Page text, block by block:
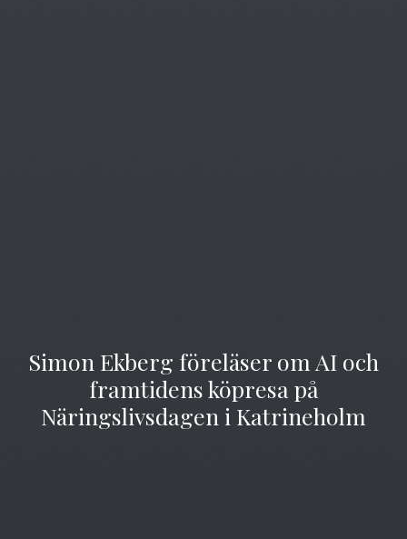
Simon Ekberg föreläser om AI och
framtidens köpresa på
Näringslivsdagen i Katrineholm